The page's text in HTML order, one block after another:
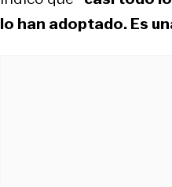
lo han adoptado. Es